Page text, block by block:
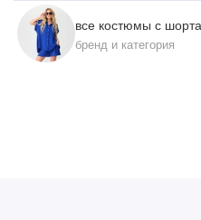
все костюмы с
бренд и категория